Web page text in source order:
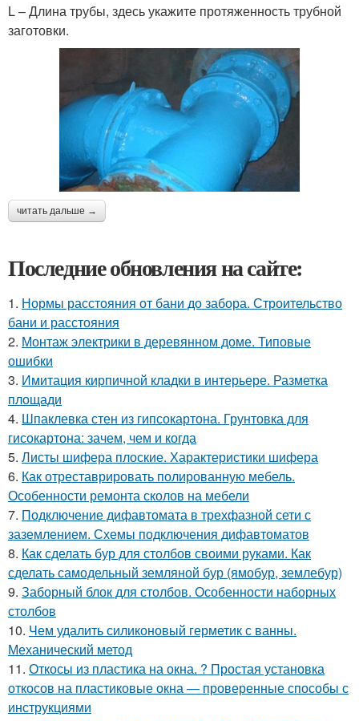
L – Длина трубы, здесь укажите протяженность трубной
заготовки.
читать дальше →
Последние обновления на сайте:
1. Нормы расстояния от бани до забора. Строительство
бани и расстояния
2. Монтаж электрики в деревянном доме. Типовые
ошибки
3. Имитация кирпичной кладки в интерьере. Разметка
площади
4. Шпаклевка стен из гипсокартона. Грунтовка для
гисокартона: зачем, чем и когда
5. Листы шифера плоские. Характеристики шифера
6. Как отреставрировать полированную мебель.
Особенности ремонта сколов на мебели
7. Подключение дифавтомата в трехфазной сети с
заземлением. Схемы подключения дифавтоматов
8. Как сделать бур для столбов своими руками. Как
сделать самодельный земляной бур (ямобур, землебур)
9. Заборный блок для столбов. Особенности наборных
столбов
10. Чем удалить силиконовый герметик с ванны.
Механический метод
11. Откосы из пластика на окна. ? Простая установка
откосов на пластиковые окна — проверенные способы с
инструкциями